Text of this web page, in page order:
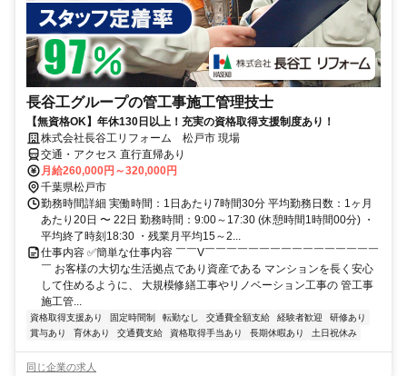
長谷工グループの管工事施工管理技士
【無資格OK】年休130日以上！充実の資格取得支援制度あり！
株式会社長谷工リフォーム 松戸市 現場
交通・アクセス 直行直帰あり
月給260,000円～320,000円
千葉県松戸市
勤務時間詳細 実働時間：1日あたり7時間30分 平均勤務日数：1ヶ月
あたり20日 〜 22日 勤務時間：9:00～17:30 (休憩時間1時間00分) ・
平均終了時刻18:30 ・残業月平均15～2...
仕事内容 ✅簡単な仕事内容 ￣￣V￣￣￣￣￣￣￣￣￣￣￣￣￣￣￣￣
￣ お客様の大切な生活拠点であり資産である マンションを長く安心
して住めるように、 大規模修繕工事やリノベーション工事の 管工事
施工管...
資格取得支援あり 固定時間制 転勤なし 交通費全額支給 経験者歓迎
研修あり
賞与あり
育休あり 交通費支給 資格取得手当あり 長期休暇あり 土日祝休み
同じ企業の求人